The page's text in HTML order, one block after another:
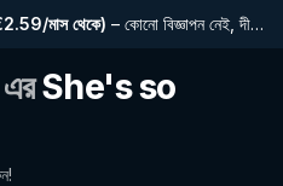
মাস থেকে) – কোনো বিজ্ঞাপন নেই, দীর্ঘতর প্লেলিস্ট, সম্পূর্ণ ইতিহাস এবং নতুন বৈশিষ্ট্যে প্রাথমিক প্রবেশাধিকার
এরShe's so